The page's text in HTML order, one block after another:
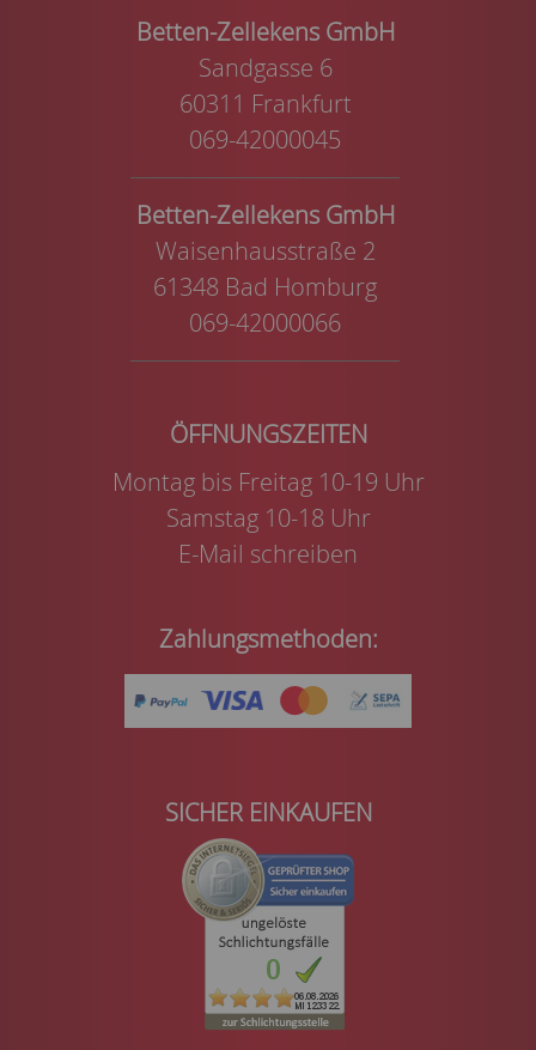
Betten-Zellekens GmbH
Sandgasse 6
60311 Frankfurt
069-42000045
Betten-Zellekens GmbH
Waisenhausstraße 2
61348 Bad Homburg
069-42000066
Montag bis Freitag 10-19 Uhr
Samstag 10-18 Uhr
E-Mail schreiben
Zahlungsmethoden:
SICHER EINKAUFEN